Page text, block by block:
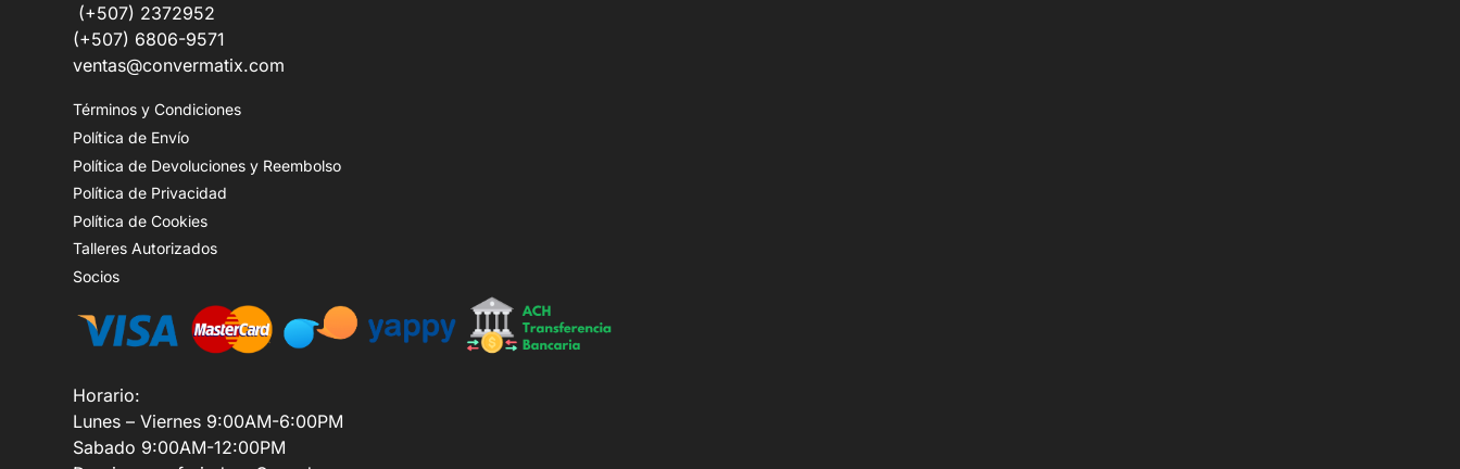
(+507) 2372952
(+507) 6806-9571
ventas@convermatix.com
Términos y Condiciones
Política de Envío
Política de Devoluciones y Reembolso
Política de Privacidad
Política de Cookies
Talleres Autorizados
Socios
Horario:
Lunes – Viernes 9:00AM-6:00PM
Sabado 9:00AM-12:00PM